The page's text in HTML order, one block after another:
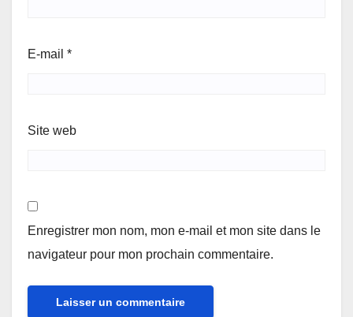
E-mail *
Site web
Enregistrer mon nom, mon e-mail et mon site dans le
navigateur pour mon prochain commentaire.